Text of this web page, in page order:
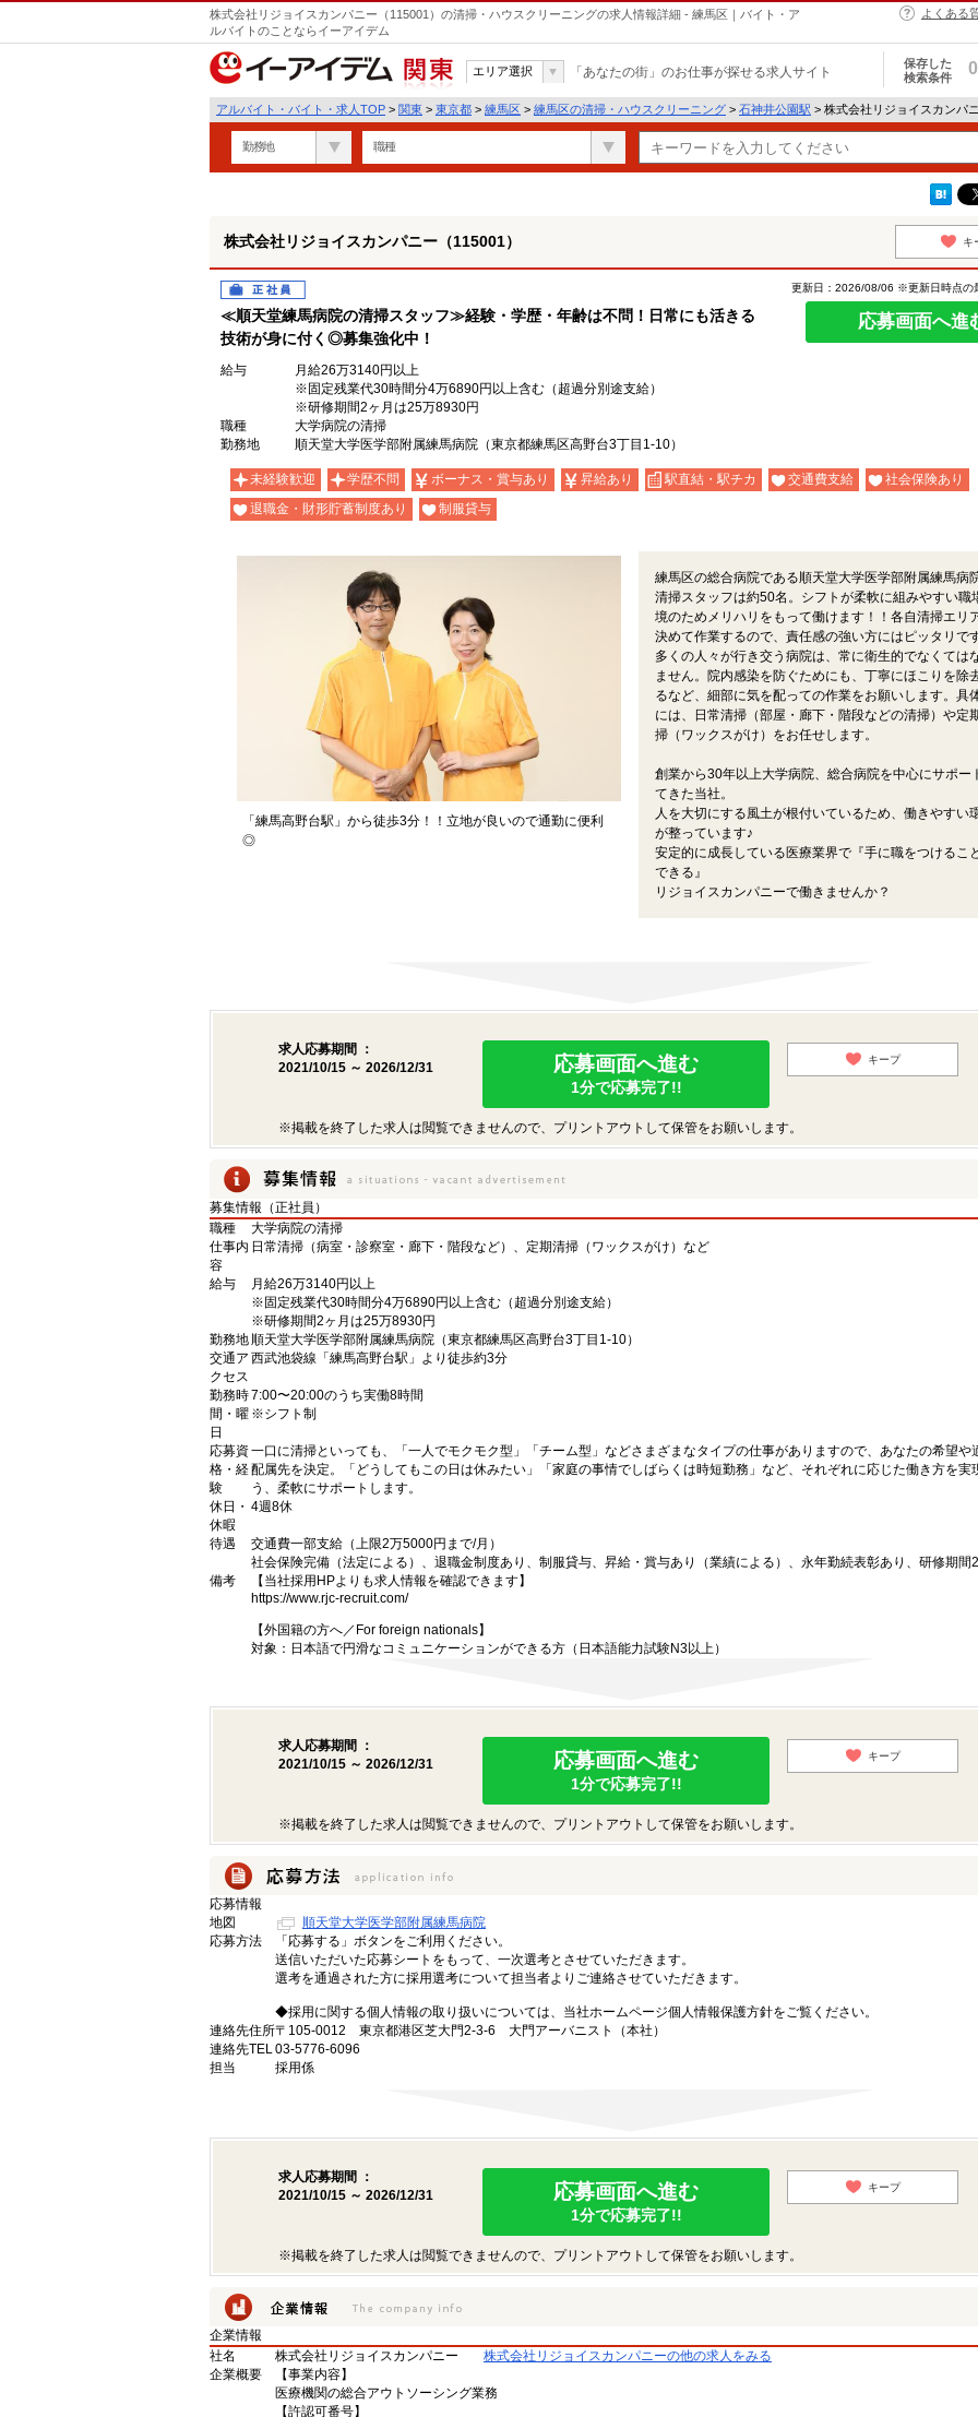
株式会社リジョイスカンパニー（115001）の清掃・ハウスクリーニングの求人情報詳細 - 練馬区｜バイト・ア
ルバイトのことならイーアイデム
よくある
関東
エリア選択 「あなたの街」のお仕事が探せる求人サイト
保存した
検索条件
0
アルバイト・バイト・求人TOP > 関東 > 東京都 > 練馬区 > 練馬区の清掃・ハウスクリーニング > 石神井公園駅 > 株式会社リジョイスカンパ
勤務地 職種
株式会社リジョイスカンパニー（115001） キ
正社員
≪順天堂練馬病院の清掃スタッフ≫経験・学歴・年齢は不問！日常にも活きる
技術が身に付く◎募集強化中！
更新日：2026/08/06 ※更新日時点の
応募画面へ進
給与
月給26万3140円以上
※固定残業代30時間分4万6890円以上含む（超過分別途支給）
※研修期間2ヶ月は25万8930円
職種
大学病院の清掃
勤務地
順天堂大学医学部附属練馬病院（東京都練馬区高野台3丁目1-10）
未経験歓迎 学歴不問 ボーナス・賞与あり 昇給あり 駅直結・駅チカ 交通費支給
社会保険あり
退職金・財形貯蓄制度あり
制服貸与
「練馬高野台駅」から徒歩3分！！立地が良いので通勤に便利
◎
練馬区の総合病院である順天堂大学医学部附属練馬病
清掃スタッフは約50名。シフトが柔軟に組みやすい職
境のためメリハリをもって働けます！！各自清掃エリ
決めて作業するので、責任感の強い方にはピッタリで
多くの人々が行き交う病院は、常に衛生的でなくては
ません。院内感染を防ぐためにも、丁寧にほこりを除
るなど、細部に気を配っての作業をお願いします。具
には、日常清掃（部屋・廊下・階段などの清掃）や定
掃（ワックスがけ）をお任せします。
創業から30年以上大学病院、総合病院を中心にサポー
てきた当社。
人を大切にする風土が根付いているため、働きやすい
が整っています♪
安定的に成長している医療業界で『手に職をつけるこ
できる』
リジョイスカンパニーで働きませんか？
求人応募期間 ：
2021/10/15 ～ 2026/12/31
応募画面へ進む
1分で応募完了!!
キープ
※掲載を終了した求人は閲覧できませんので、プリントアウトして保管をお願いします。
募集情報（正社員）
職種
大学病院の清掃
仕事内
容
日常清掃（病室・診察室・廊下・階段など）、定期清掃（ワックスがけ）など
給与
月給26万3140円以上
※固定残業代30時間分4万6890円以上含む（超過分別途支給）
※研修期間2ヶ月は25万8930円
勤務地 順天堂大学医学部附属練馬病院（東京都練馬区高野台3丁目1-10）
交通ア
クセス
西武池袋線「練馬高野台駅」より徒歩約3分
勤務時
間・曜
日
7:00〜20:00のうち実働8時間
※シフト制
応募資
格・経
験
一口に清掃といっても、「一人でモクモク型」「チーム型」などさまざまなタイプの仕事がありますので、あなたの希望や
配属先を決定。「どうしてもこの日は休みたい」「家庭の事情でしばらくは時短勤務」など、それぞれに応じた働き方を実
う、柔軟にサポートします。
休日・
休暇
4週8休
待遇
交通費一部支給（上限2万5000円まで/月）
社会保険完備（法定による）、退職金制度あり、制服貸与、昇給・賞与あり（業績による）、永年勤続表彰あり、研修期間
備考
【当社採用HPよりも求人情報を確認できます】
https://www.rjc-recruit.com/
【外国籍の方へ／For foreign nationals】
対象：日本語で円滑なコミュニケーションができる方（日本語能力試験N3以上）
求人応募期間 ：
2021/10/15 ～ 2026/12/31
応募画面へ進む
1分で応募完了!!
キープ
※掲載を終了した求人は閲覧できませんので、プリントアウトして保管をお願いします。
応募情報
地図
順天堂大学医学部附属練馬病院
応募方法
「応募する」ボタンをご利用ください。
送信いただいた応募シートをもって、一次選考とさせていただきます。
選考を通過された方に採用選考について担当者よりご連絡させていただきます。
◆採用に関する個人情報の取り扱いについては、当社ホームページ個人情報保護方針をご覧ください。
連絡先住所〒105-0012 東京都港区芝大門2-3-6 大門アーバニスト（本社）
連絡先TEL03-5776-6096
担当
採用係
求人応募期間 ：
2021/10/15 ～ 2026/12/31
応募画面へ進む
1分で応募完了!!
キープ
※掲載を終了した求人は閲覧できませんので、プリントアウトして保管をお願いします。
企業情報
社名
株式会社リジョイスカンパニー
株式会社リジョイスカンパニーの他の求人をみる
企業概要
【事業内容】
医療機関の総合アウトソーシング業務
【許認可番号】